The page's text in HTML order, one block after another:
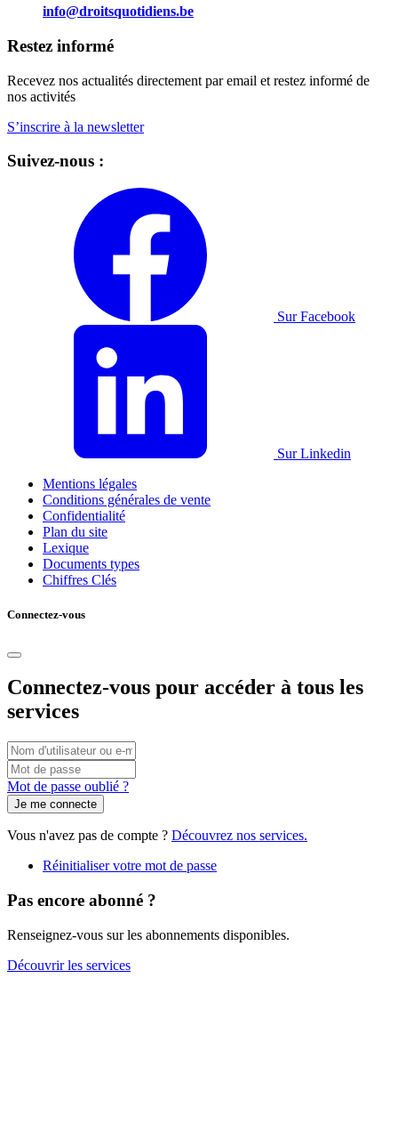
info@droitsquotidiens.be
Restez informé
Recevez nos actualités directement par email et restez informé de
nos activités
S’inscrire à la newsletter
Suivez-nous :
Sur Facebook
Sur Linkedin
Mentions légales
Conditions générales de vente
Confidentialité
Plan du site
Lexique
Documents types
Chiffres Clés
Connectez-vous
Connectez-vous pour accéder à tous les
services
Connexion
par
nom
d'utilisateur/adresse
e-
mail
Vous
pouvez
utiliser
votre
nom
adresse
mail
pour
vous
connecter.
Mot
de
passe
Mot de passe oublié ?
Vous n'avez pas de compte ? Découvrez nos services.
Réinitialiser votre mot de passe
Pas encore abonné ?
Renseignez-vous sur les abonnements disponibles.
Découvrir les services